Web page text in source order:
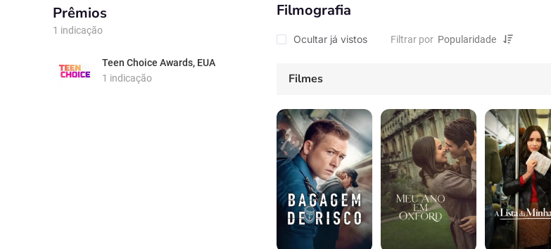
Prêmios
1 indicação
Teen Choice Awards, EUA
1 indicação
Filmografia
Ocultar já vistos Filtrar por
Filmes